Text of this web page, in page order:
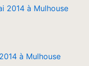
à Mulhouse